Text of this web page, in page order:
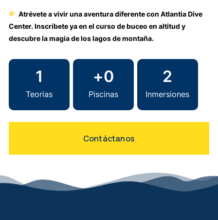
Atrévete a vivir una aventura diferente con Atlantia Dive
Center. Inscríbete ya en el curso de buceo en altitud y
descubre la magia de los lagos de montaña.
Teorias
1
Piscinas
+0
Inmersiones
2
Contáctanos